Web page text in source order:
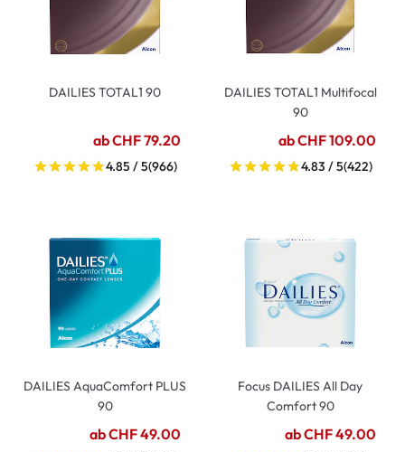
DAILIES TOTAL1 90
ab CHF 79.20
4.85 / 5(966)
DAILIES TOTAL1 Multifocal
90
ab CHF 109.00
4.83 / 5(422)
DAILIES AquaComfort PLUS
90
ab CHF 49.00
Focus DAILIES All Day
Comfort 90
ab CHF 49.00